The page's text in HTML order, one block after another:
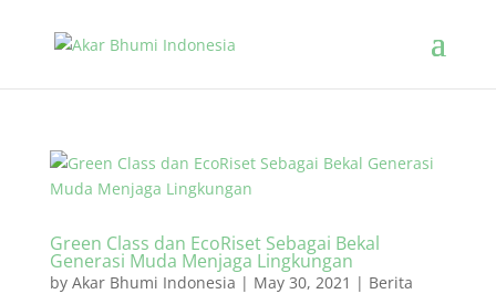
Green Class dan EcoRiset Sebagai Bekal
Generasi Muda Menjaga Lingkungan
by Akar Bhumi Indonesia | May 30, 2021 | Berita